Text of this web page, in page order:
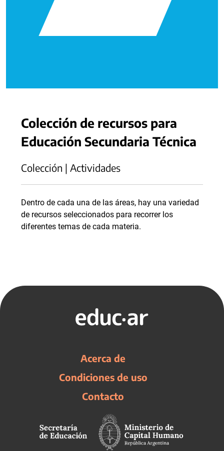
Colección de recursos para
Educación Secundaria Técnica
Colección | Actividades
Dentro de cada una de las áreas, hay una variedad
de recursos seleccionados para recorrer los
diferentes temas de cada materia.
Acerca de
Condiciones de uso
Contacto